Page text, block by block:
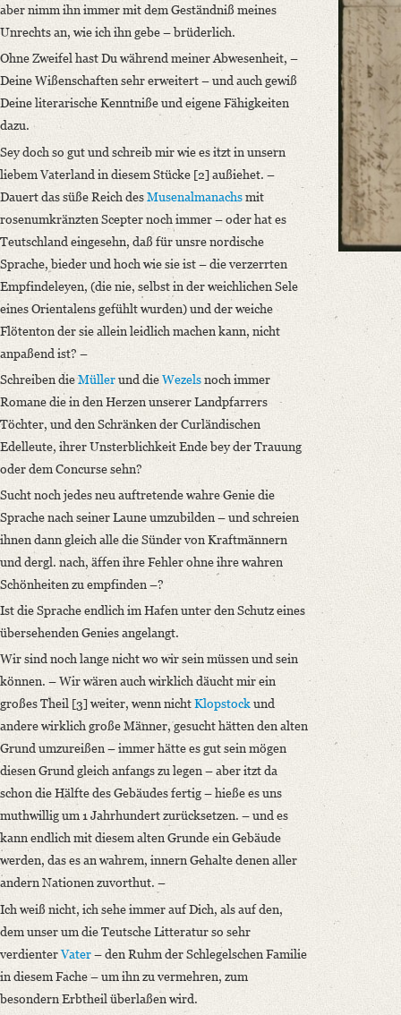
Language
German
aber nimm ihn immer mit dem Geständniß meines
Unrechts an, wie ich ihn gebe – brüderlich.
Ohne Zweifel hast Du während meiner Abwesenheit, –
Deine Wißenschaften sehr erweitert – und auch gewiß
Deine literarische Kenntniße und eigene Fähigkeiten
dazu.
Sey doch so gut und schreib mir wie es itzt in unsern
liebem Vaterland in diesem Stücke [2] außiehet. –
Dauert das süße Reich desMusenalmanachsmit
rosenumkränzten Scepter noch immer – oder hat es
Teutschland eingesehn, daß für unsre nordische
Sprache, bieder und hoch wie sie ist – die verzerrten
Empfindeleyen, (die nie, selbst in der weichlichen Sele
eines Orientalens gefühlt wurden) und der weiche
Flötenton der sie allein leidlich machen kann, nicht
anpaßend ist? –
Schreiben dieMüllerund dieWezelsnoch immer
Romane die in den Herzen unserer Landpfarrers
Töchter, und den Schränken der Curländischen
Edelleute, ihrer Unsterblichkeit Ende bey der Trauung
oder dem Concurse sehn?
Sucht noch jedes neu auftretende wahre Genie die
Sprache nach seiner Laune umzubilden – und schreien
ihnen dann gleich alle die Sünder von Kraftmännern
und dergl. nach, äffen ihre Fehler ohne ihre wahren
Schönheiten zu empfinden –?
Ist die Sprache endlich im Hafen unter den Schutz eines
übersehenden Genies angelangt.
Wir sind noch lange nicht wo wir sein müssen und sein
können. – Wir wären auch wirklich däucht mir ein
großes Theil [3] weiter, wenn nichtKlopstockund
andere wirklich große Männer, gesucht hätten den alten
Grund umzureißen – immer hätte es gut sein mögen
diesen Grund gleich anfangs zu legen – aber itzt da
schon die Hälfte des Gebäudes fertig – hieße es uns
muthwillig um 1 Jahrhundert zurücksetzen. – und es
kann endlich mit diesem alten Grunde ein Gebäude
werden, das es an wahrem, innern Gehalte denen aller
andern Nationen zuvorthut. –
Ich weiß nicht, ich sehe immer auf Dich, als auf den,
dem unser um die Teutsche Litteratur so sehr
verdienterVater– den Ruhm der Schlegelschen Familie
in diesem Fache – um ihn zu vermehren, zum
besondern Erbtheil überlaßen wird.